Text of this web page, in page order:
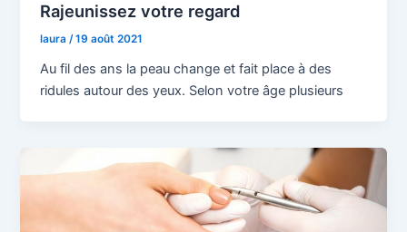
Rajeunissez votre regard
laura/19 août 2021
Au fil des ans la peau change et fait place à des
ridules autour des yeux. Selon votre âge plusieurs